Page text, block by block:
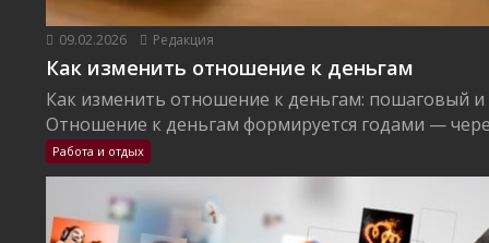
09.02.2026 Редакция
Как изменить отношение к деньгам
Как изменить отношение к деньгам: пошаговый
Отношение к деньгам формируется годами —
Работа и отдых